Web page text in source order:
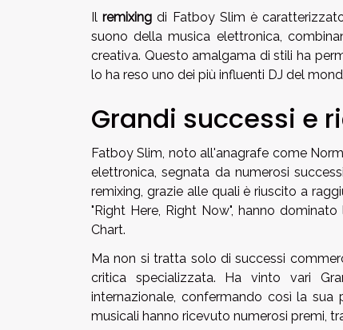
Ilremixing di Fatboy Slim è
suono della musica elettronica,
creativa. Questo amalgama di stili ha
lo ha reso uno dei più influenti DJ del
Grandi successi e
Fatboy Slim, noto all'anagrafe come
elettronica, segnata da numerosi
remixing, grazie alle quali è riuscito a
"Right Here, Right Now", hanno
Chart.
Ma non si tratta solo di successi
critica specializzata. Ha vinto vari
internazionale, confermando così la sua
musicali hanno ricevuto numerosi premi,